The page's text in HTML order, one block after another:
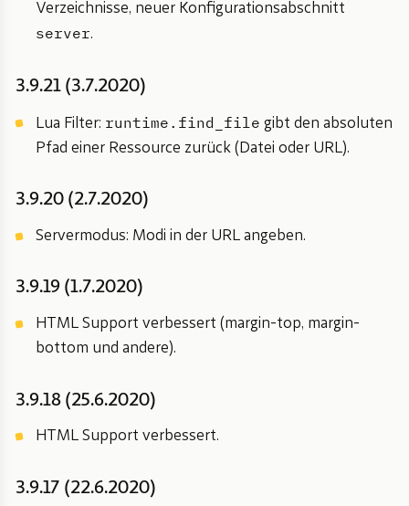
Verzeichnisse, neuer Konfigurationsabschnitt
server.
3.9.21 (3.7.2020)
Lua Filter: runtime.find_file gibt den absoluten
Pfad einer Ressource zurück (Datei oder URL).
3.9.20 (2.7.2020)
Servermodus: Modi in der URL angeben.
3.9.19 (1.7.2020)
HTML Support verbessert (margin-top, margin-
bottom und andere).
3.9.18 (25.6.2020)
HTML Support verbessert.
3.9.17 (22.6.2020)